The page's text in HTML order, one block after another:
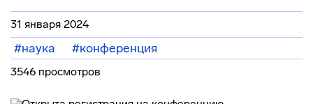
31 января 2024
#наука #конференция
3546 просмотров